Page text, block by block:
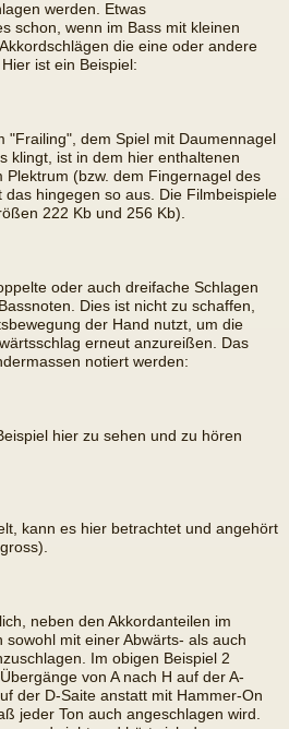
werden. Etwas
schon, wenn im Bass mit kleinen
die eine oder andere
ist ein Beispiel:
"Frailing", dem Spiel mit Daumennagel
klingt, ist in dem hier enthaltenen
Plektrum (bzw. dem Fingernagel des
hingegen so aus. Die Filmbeispiele
222 Kb und 256 Kb).
oder auch dreifache Schlagen
Dies ist nicht zu schaffen,
der Hand nutzt, um die
erneut anzureißen. Das
notiert werden:
hier zu sehen und zu hören
kann es hier betrachtet und angehört
neben den Akkordanteilen im
sowohl mit einer Abwärts- als auch
Im obigen Beispiel 2
von A nach H auf der A-
der D-Saite anstatt mit Hammer-On
jeder Ton auch angeschlagen wird.